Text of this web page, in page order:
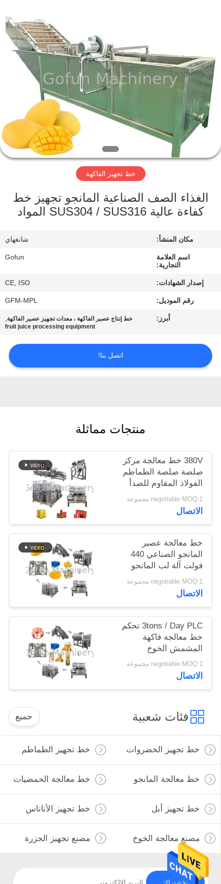
مسكن
منتجات
أشرطة
فيديو
عرض
الافتراضي
جولة
مراقبة
الجودة
حالات
اطلب
اقتباس
خريطة
الموقع
سياسة
الخصوصية
خط تجهيز الفاكهة
الغذاء الصف الصناعية المانجو تجهيز خط
كفاءة عالية SUS304 / SUS316 المواد
مكان المنشأ: شانغهاي
اسم العلامة
التجارية:
Gofun
إصدار الشهادات: CE, ISO
رقم الموديل: GFM-MPL
أبرز: خط إنتاج عصير الفاكهة ، معدات تجهيز عصير الفاكهة,
fruit juice processing equipment
اتصل بنا!
منتجات مماثلة
380V خط معالجة مركز
صلصة صلصة الطماطم
الفولاذ المقاوم للصدأ
304 مادة
negotiable MOQ:1 مجموعة
الاتصال
خط معالجة عصير
المانجو الصناعي 440
فولت آلة لب المانجو
negotiable MOQ:1 مجموعة
الاتصال
3tons / Day PLC تحكم
خط معالجة فاكهة
المشمش الخوخ
negotiable MOQ:1 مجموعة
الاتصال
فئات شعبية جميع
خط تجهيز الخضروات خط تجهيز الطماطم
خط معالجة المانجو خط معالجة الحمضيات
خط تجهيز أبل خط تجهيز الأناناس
مصنع معالجة الخوخ مصنع تجهيز الجزرة
الاشتراك